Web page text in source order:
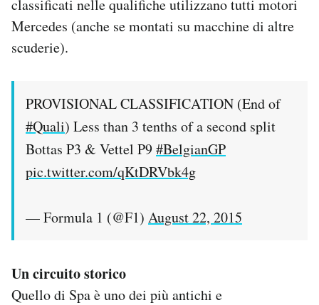
classificati nelle qualifiche utilizzano tutti motori
Mercedes (anche se montati su macchine di altre
scuderie).
PROVISIONAL CLASSIFICATION (End of
#Quali) Less than 3 tenths of a second split
Bottas P3 & Vettel P9#BelgianGP
pic.twitter.com/qKtDRVbk4g
— Formula 1 (@F1) August 22, 2015
Un circuito storico
Quello di Spa è uno dei più antichi e